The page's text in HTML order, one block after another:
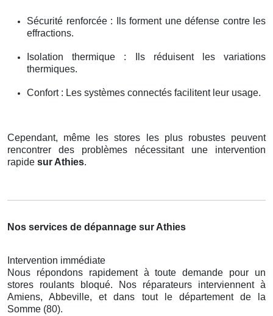
Sécurité renforcée : Ils forment une défense contre les
effractions.
Isolation thermique : Ils réduisent les variations
thermiques.
Confort : Les systèmes connectés facilitent leur usage.
Cependant, même les stores les plus robustes peuvent
rencontrer des problèmes nécessitant une intervention
rapide sur Athies.
Nos services de dépannage sur Athies
Intervention immédiate
Nous répondons rapidement à toute demande pour un
stores roulants bloqué. Nos réparateurs interviennent à
Amiens, Abbeville, et dans tout le département de la
Somme (80).